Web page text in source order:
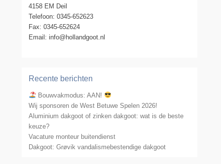
4158 EM Deil
Telefoon: 0345-652623
Fax: 0345-652624
Email: info@hollandgoot.nl
Recente berichten
Bouwvakmodus: AAN!
Wij sponsoren de West Betuwe Spelen 2026!
Aluminium dakgoot of zinken dakgoot: wat is de beste
keuze?
Vacature monteur buitendienst
Dakgoot: Grøvik vandalismebestendige dakgoot